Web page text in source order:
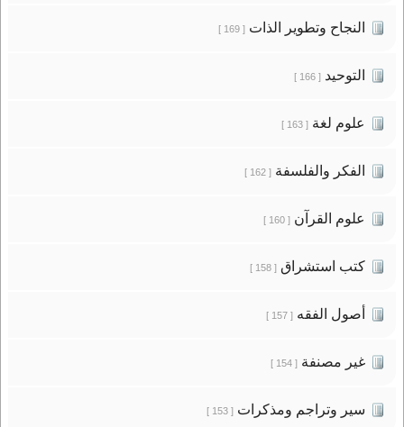
النجاح وتطوير الذات[ 169 ]
التوحيد[ 166 ]
علوم لغة[ 163 ]
الفكر والفلسفة[ 162 ]
علوم القرآن[ 160 ]
كتب استشراق[ 158 ]
أصول الفقه[ 157 ]
غير مصنفة[ 154 ]
سير وتراجم ومذكرات[ 153 ]